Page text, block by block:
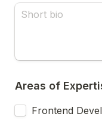
Areas of
Frontend